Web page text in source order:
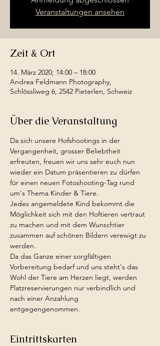
Veranstaltungen ansehen
Zeit & Ort
14. März 2020, 14:00 – 18:00
Andrea Feldmann Photography,
Schlössliweg 6, 2542 Pieterlen, Schweiz
Über die Veranstaltung
Da sich unsere Hofshootings in der
Vergangenheit, grosser Beliebtheit
erfreuten, freuen wir uns sehr euch nun
wieder ein Datum präsentieren zu dürfen
für einen neuen Fotoshooting-Tag rund
um's Thema Kinder & Tiere.
Jedes angemeldete Kind bekommt die
Möglichkeit sich mit den Hoftieren vertraut
zu machen und mit dem Wunschtier
zusammen auf schönen Bildern verewigt zu
werden.
Da das Ganze einer sorgfältigen
Vorbereitung bedarf und uns steht's das
Wohl der Tiere am Herzen liegt, werden
Platzreservierungen nur verbindlich und
nach einer Anzahlung
entgegengenommen.
Eintrittskarten